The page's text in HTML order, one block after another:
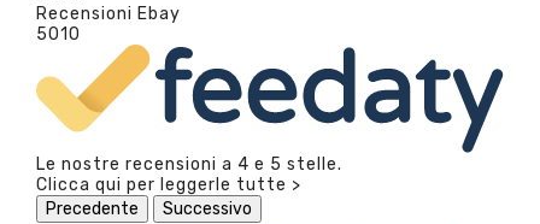
Recensioni Ebay
5010
Le nostre recensioni a 4 e 5 stelle.
Clicca qui per leggerle tutte >
Precedente
Successivo